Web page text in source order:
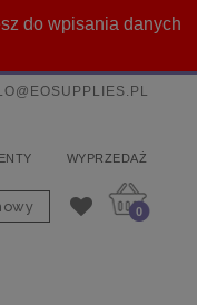
do wpisania danych
WYPRZEDAŻ
0